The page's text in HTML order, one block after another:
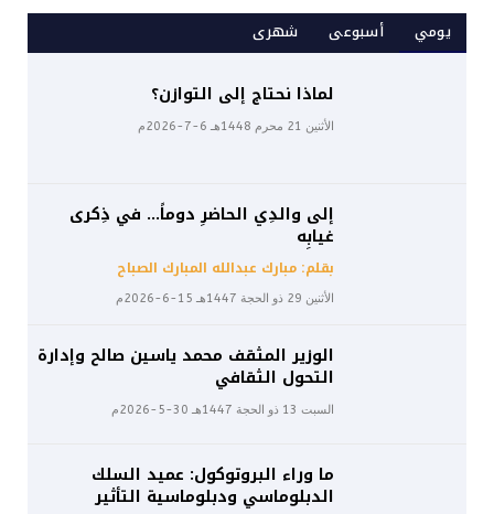
يومي أسبوعى شهرى
لماذا نحتاج إلى التوازن؟
الأثنين 21 محرم 1448هـ 6-7-2026م
إلى والدِي الحاضرِ دوماً… في ذِكرى
غيابِه
بقلم: مبارك عبدالله المبارك الصباح
الأثنين 29 ذو الحجة 1447هـ 15-6-2026م
الوزير المثقف محمد ياسين صالح وإدارة
التحول الثقافي
السبت 13 ذو الحجة 1447هـ 30-5-2026م
ما وراء البروتوكول: عميد السلك
الدبلوماسي ودبلوماسية التأثير